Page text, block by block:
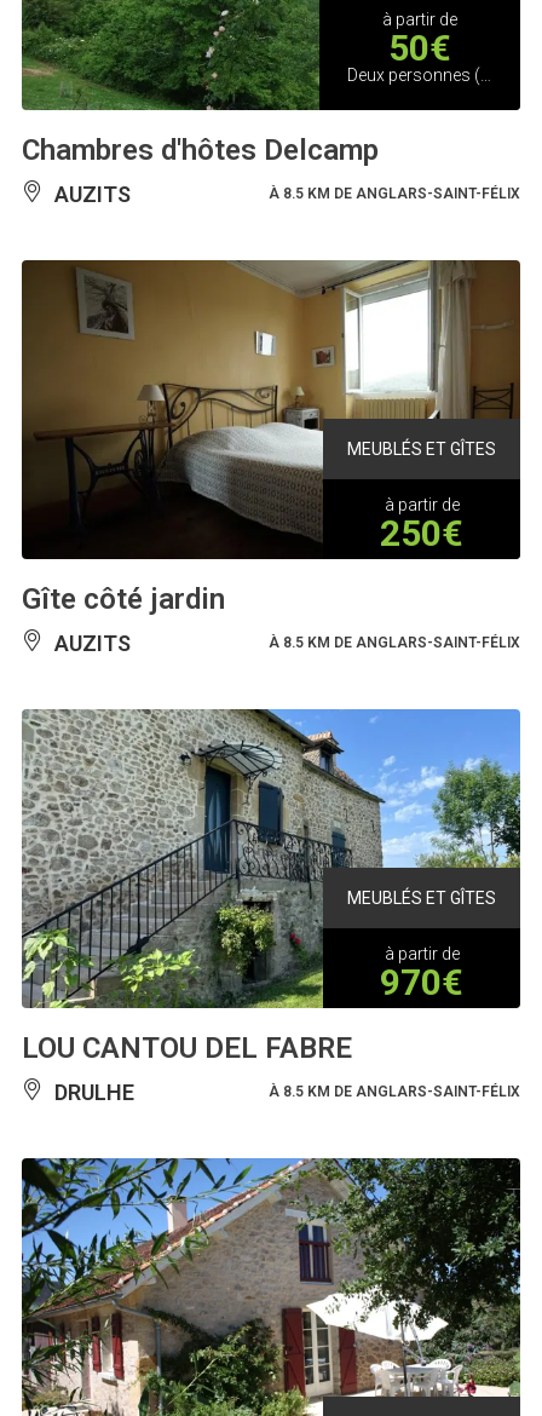
à partir de
50€
Chambres d'hôtes Delcamp
AUZITS À 8.5 KM DE ANGLARS-SAINT-FÉLIX
MEUBLÉS ET GÎTES
à partir de
250€
Gîte côté jardin
AUZITS À 8.5 KM DE ANGLARS-SAINT-FÉLIX
MEUBLÉS ET GÎTES
à partir de
970€
LOU CANTOU DEL FABRE
DRULHE À 8.5 KM DE ANGLARS-SAINT-FÉLIX